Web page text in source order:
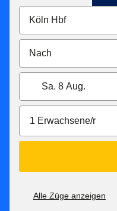
Sa. 8 Aug.
1 Erwachsene/r
Alle Züge anzeigen